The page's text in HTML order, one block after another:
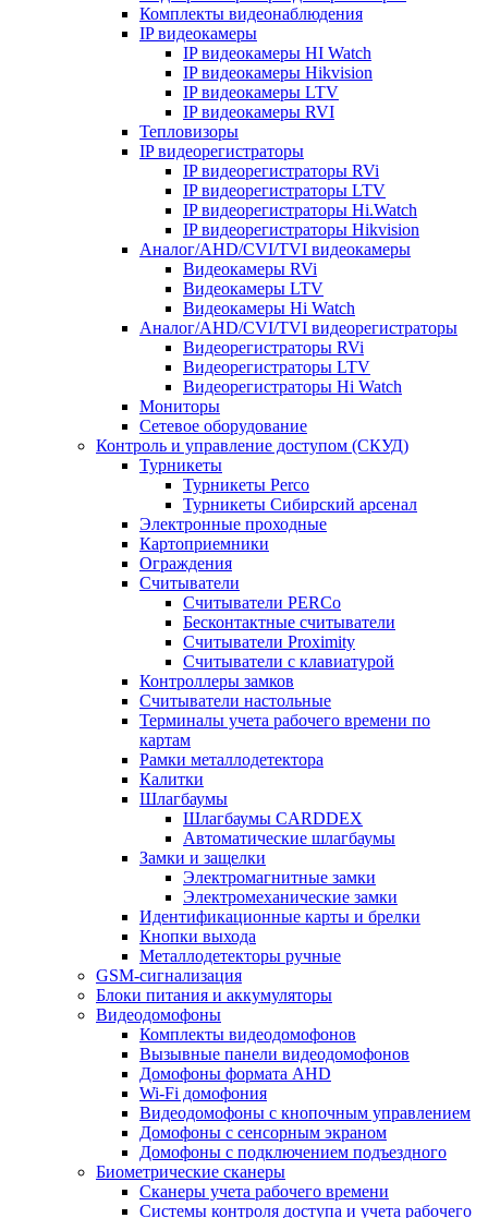
Комплекты видеонаблюдения
IP видеокамеры
IP видеокамеры HI Watch
IP видеокамеры Hikvision
IP видеокамеры LTV
IP видеокамеры RVI
Тепловизоры
IP видеорегистраторы
IP видеорегистраторы RVi
IP видеорегистраторы LTV
IP видеорегистраторы Hi.Watch
IP видеорегистраторы Hikvision
Аналог/AHD/CVI/TVI видеокамеры
Видеокамеры RVi
Видеокамеры LTV
Видеокамеры Hi Watch
Аналог/AHD/CVI/TVI видеорегистраторы
Видеорегистраторы RVi
Видеорегистраторы LTV
Видеорегистраторы Hi Watch
Мониторы
Сетевое оборудование
Контроль и управление доступом (СКУД)
Турникеты
Турникеты Perco
Турникеты Сибирский арсенал
Электронные проходные
Картоприемники
Ограждения
Считыватели
Считыватели PERCo
Бесконтактные считыватели
Считыватели Proximity
Считыватели с клавиатурой
Контроллеры замков
Считыватели настольные
Терминалы учета рабочего времени по
картам
Рамки металлодетектора
Калитки
Шлагбаумы
Шлагбаумы CARDDEX
Автоматические шлагбаумы
Замки и защелки
Электромагнитные замки
Электромеханические замки
Идентификационные карты и брелки
Кнопки выхода
Металлодетекторы ручные
GSM-сигнализация
Блоки питания и аккумуляторы
Видеодомофоны
Комплекты видеодомофонов
Вызывные панели видеодомофонов
Домофоны формата AHD
Wi-Fi домофония
Видеодомофоны с кнопочным управлением
Домофоны с сенсорным экраном
Домофоны с подключением подъездного
Биометрические сканеры
Сканеры учета рабочего времени
Системы контроля доступа и учета рабочего